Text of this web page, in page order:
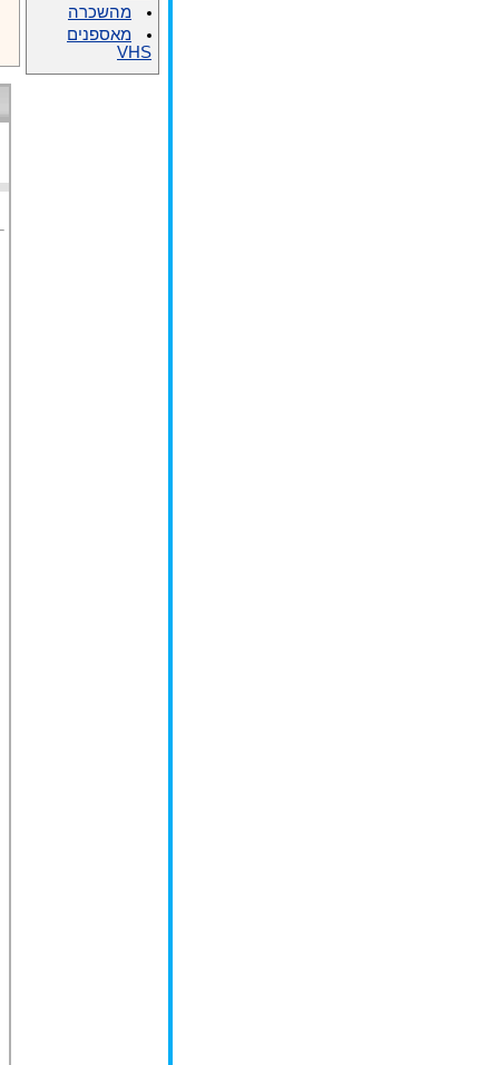
מהשכרה
מאספנים
VHS